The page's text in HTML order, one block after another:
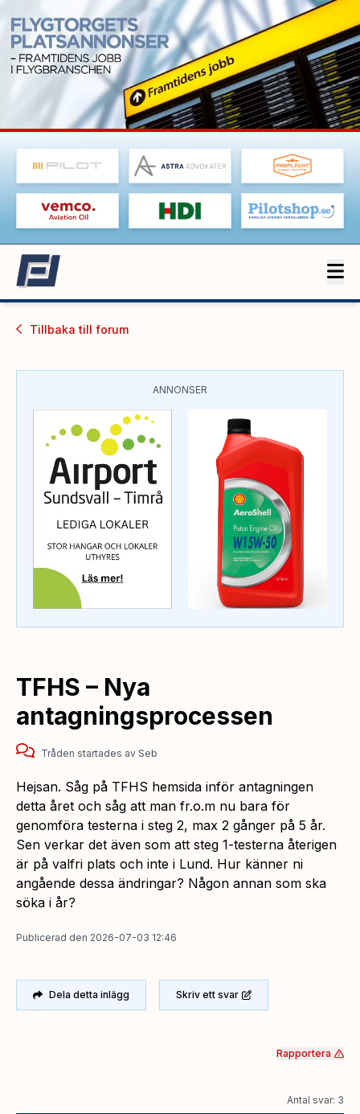
Tillbaka till forum
ANNONSER
TFHS – Nya
antagningsprocessen
Tråden startades av Seb
Hejsan. Såg på TFHS hemsida inför antagningen
detta året och såg att man fr.o.m nu bara för
genomföra testerna i steg 2, max 2 gånger på 5 år.
Sen verkar det även som att steg 1-testerna återigen
är på valfri plats och inte i Lund. Hur känner ni
angående dessa ändringar? Någon annan som ska
söka i år?
Publicerad den 2026-07-03 12:46
Dela detta inlägg Skriv ett svar
Rapportera
Antal svar: 3